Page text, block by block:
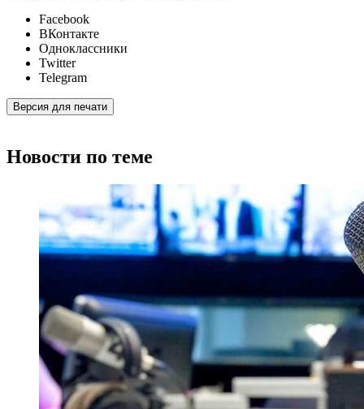
Facebook
ВКонтакте
Одноклассники
Twitter
Telegram
Версия для печати
Новости по теме